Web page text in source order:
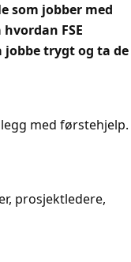
som jobber med
FSE
trygt og ta de
med førstehjelp.
prosjektledere,